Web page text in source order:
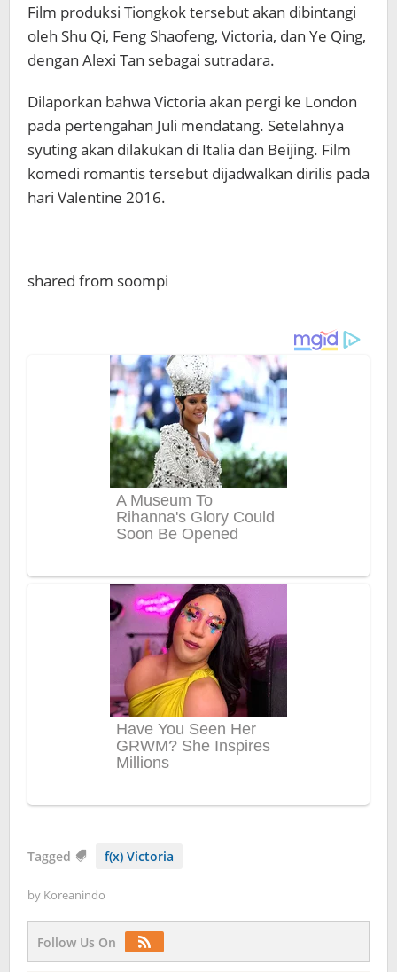
Film produksi Tiongkok tersebut akan dibintangi
oleh Shu Qi, Feng Shaofeng, Victoria, dan Ye Qing,
dengan Alexi Tan sebagai sutradara.
Dilaporkan bahwa Victoria akan pergi ke London
pada pertengahan Juli mendatang. Setelahnya
syuting akan dilakukan di Italia dan Beijing. Film
komedi romantis tersebut dijadwalkan dirilis pada
hari Valentine 2016.
shared from soompi
Tagged f(x) Victoria
by Koreanindo
Follow Us On